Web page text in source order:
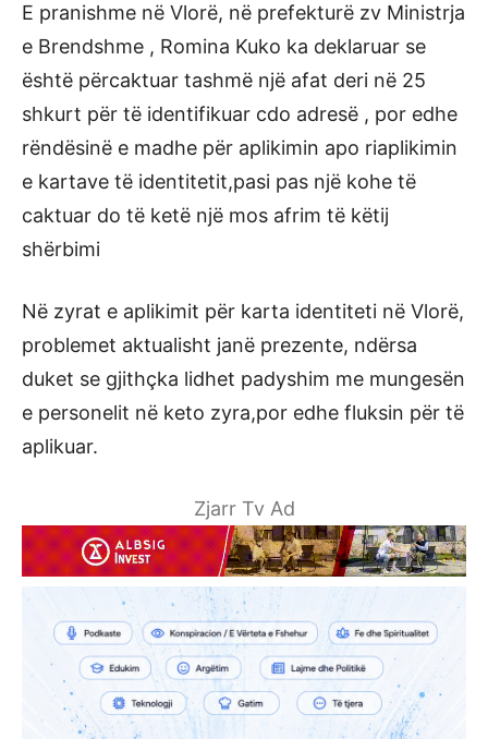
E pranishme në Vlorë, në prefekturë zv Ministrja
e Brendshme , Romina Kuko ka deklaruar se
është përcaktuar tashmë një afat deri në 25
shkurt për të identifikuar cdo adresë , por edhe
rëndësinë e madhe për aplikimin apo riaplikimin
e kartave të identitetit,pasi pas një kohe të
caktuar do të ketë një mos afrim të këtij
shërbimi
Në zyrat e aplikimit për karta identiteti në Vlorë,
problemet aktualisht janë prezente, ndërsa
duket se gjithçka lidhet padyshim me mungesën
e personelit në keto zyra,por edhe fluksin për të
aplikuar.
Zjarr Tv Ad